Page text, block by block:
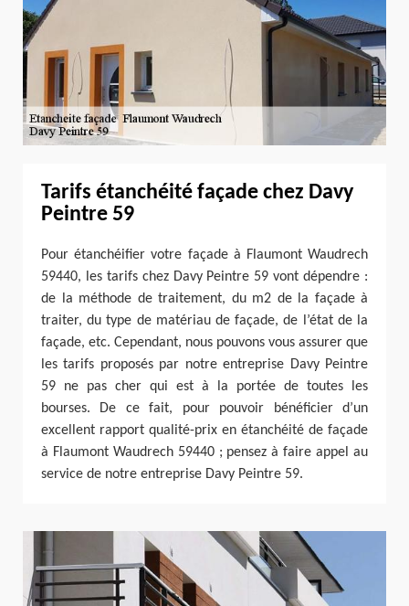
Tarifs étanchéité façade chez Davy
Peintre 59
Pour étanchéifier votre façade à Flaumont Waudrech
59440, les tarifs chez Davy Peintre 59 vont dépendre :
de la méthode de traitement, du m2 de la façade à
traiter, du type de matériau de façade, de l’état de la
façade, etc. Cependant, nous pouvons vous assurer que
les tarifs proposés par notre entreprise Davy Peintre
59 ne pas cher qui est à la portée de toutes les
bourses. De ce fait, pour pouvoir bénéficier d’un
excellent rapport qualité-prix en étanchéité de façade
à Flaumont Waudrech 59440 ; pensez à faire appel au
service de notre entreprise Davy Peintre 59.